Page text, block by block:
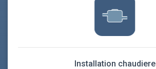
Installation chaudiere